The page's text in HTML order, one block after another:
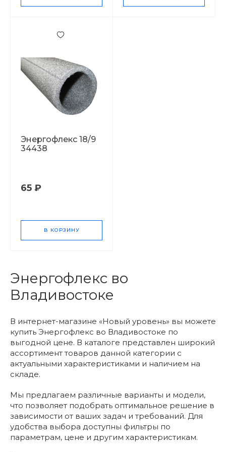
Энергофлекс 18/9
34438
65 ₽
В КОРЗИНУ
Энергофлекс во
Владивостоке
В интернет-магазине «Новый уровень» вы можете
купить Энергофлекс во Владивостоке по
выгодной цене. В каталоге представлен широкий
ассортимент товаров данной категории с
актуальными характеристиками и наличием на
складе.
Мы предлагаем различные варианты и модели,
что позволяет подобрать оптимальное решение в
зависимости от ваших задач и требований. Для
удобства выбора доступны фильтры по
параметрам, цене и другим характеристикам.